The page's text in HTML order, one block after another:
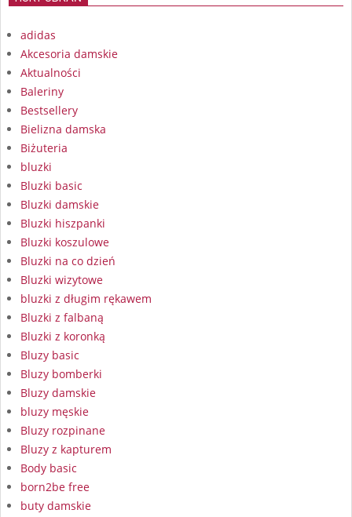
adidas
Akcesoria damskie
Aktualności
Baleriny
Bestsellery
Bielizna damska
Biżuteria
bluzki
Bluzki basic
Bluzki damskie
Bluzki hiszpanki
Bluzki koszulowe
Bluzki na co dzień
Bluzki wizytowe
bluzki z długim rękawem
Bluzki z falbaną
Bluzki z koronką
Bluzy basic
Bluzy bomberki
Bluzy damskie
bluzy męskie
Bluzy rozpinane
Bluzy z kapturem
Body basic
born2be free
buty damskie